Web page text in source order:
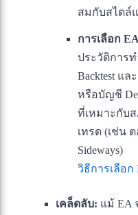
สมกับสไตล์
การเลือก
ประวัติการ
Backtest แล
หรือบัญชี
ที่เหมาะกับ
เทรด (เช่น
Sideways)
วิธีการเลือก
เคล็ดลับ: แม้ EA